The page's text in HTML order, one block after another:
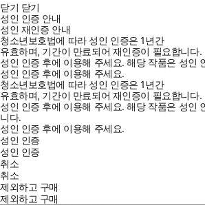
이 책은 거인의 어깨 위에 올라서서 더 넓은 세
게임 기획자와 개발자, 그리고 [문명]을 하며
에 향수를 느끼는 게임 팬들을 포함해 전 세계
게이머들에게 보내는 거장의 헌사이다.
닫기 닫기
성인 인증 안내
성인 재인증 안내
청소년보호법에 따라 성인 인증은 1년간
유효하며, 기간이 만료되어 재인증이 필요합니다.
성인 인증 후에 이용해 주세요.해당 작품은 성인
성인 인증 후에 이용해 주세요.
청소년보호법에 따라 성인 인증은 1년간
유효하며, 기간이 만료되어 재인증이 필요합니다.
성인 인증 후에 이용해 주세요.해당 작품은 성인
니다.
성인 인증 후에 이용해 주세요.
성인 인증
성인 인증
취소
취소
제외하고 구매
제외하고 구매